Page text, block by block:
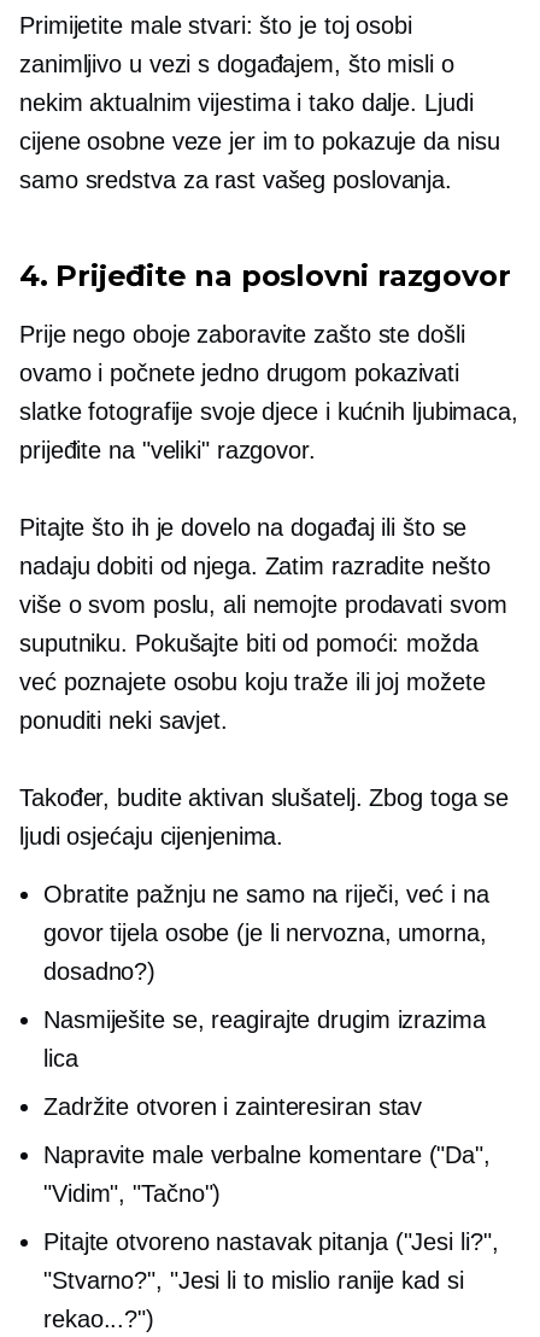
Primijetite male stvari: što je toj osobi
zanimljivo u vezi s događajem, što misli o
nekim aktualnim vijestima i tako dalje. Ljudi
cijene osobne veze jer im to pokazuje da nisu
samo sredstva za rast vašeg poslovanja.
4. Prijeđite na poslovni razgovor
Prije nego oboje zaboravite zašto ste došli
ovamo i počnete jedno drugom pokazivati ​​
slatke fotografije svoje djece i kućnih ljubimaca,
prijeđite na "veliki" razgovor.
Pitajte što ih je dovelo na događaj ili što se
nadaju dobiti od njega. Zatim razradite nešto
više o svom poslu, ali nemojte prodavati svom
suputniku. Pokušajte biti od pomoći: možda
već poznajete osobu koju traže ili joj možete
ponuditi neki savjet.
Također, budite aktivan slušatelj. Zbog toga se
ljudi osjećaju cijenjenima.
Obratite pažnju ne samo na riječi, već i na
govor tijela osobe (je li nervozna, umorna,
dosadno?)
Nasmiješite se, reagirajte drugim izrazima
lica
Zadržite otvoren i zainteresiran stav
Napravite male verbalne komentare ("Da",
"Vidim", "Tačno")
Pitajte otvoreno nastavakpitanja ("Jesi li?",
"Stvarno?", "Jesi li to mislio ranije kad si
rekao...?")